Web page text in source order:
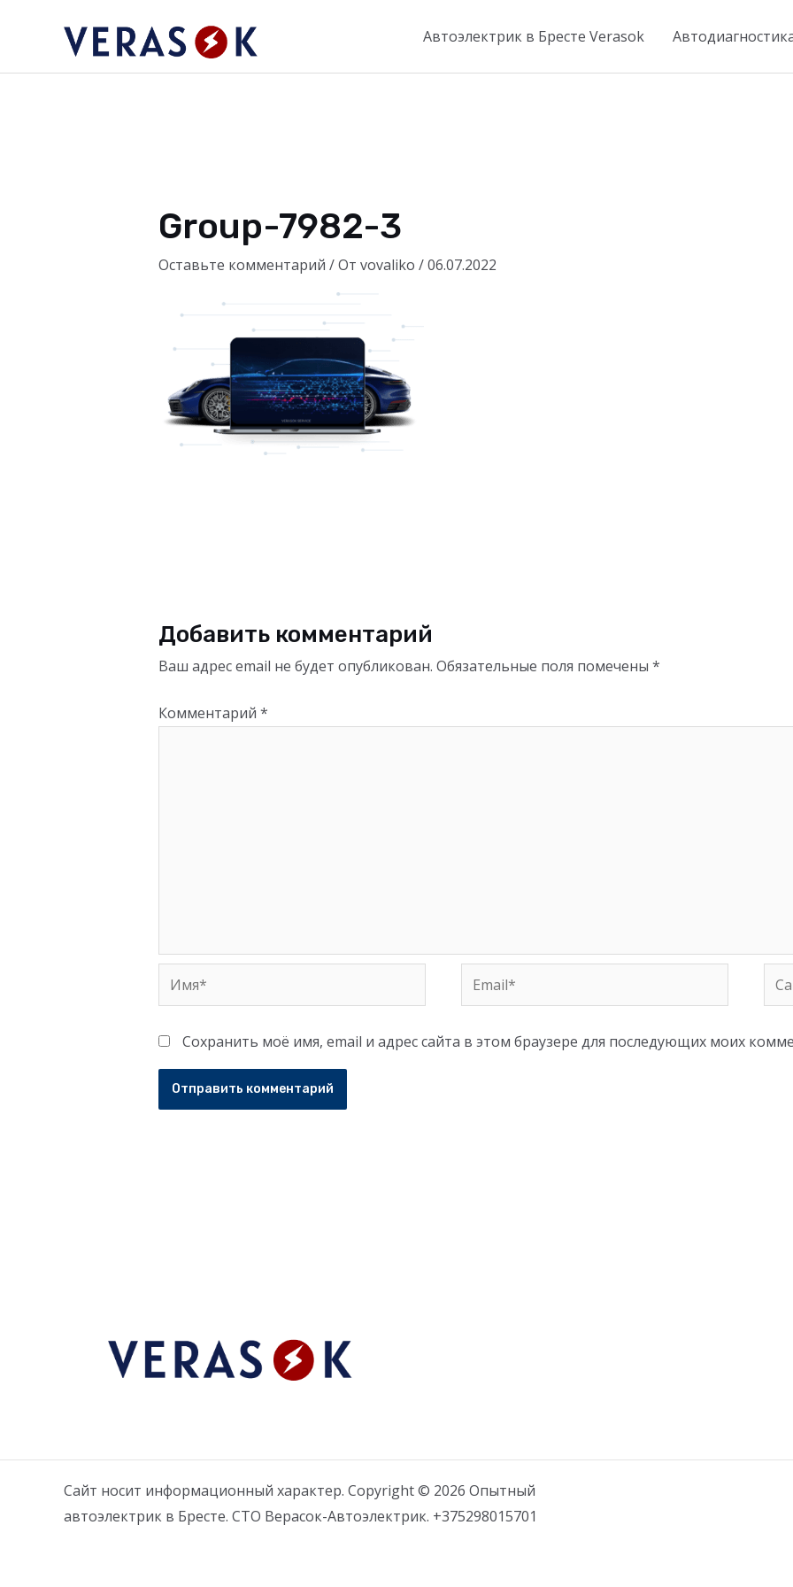
содержимому
Автоэлектрик в Бресте Verasok
Group-7982-3
Оставьте комментарий / От vovaliko /06.07.2022
Добавить комментарий
Ваш адрес email не будет опубликован. Обязательные поля помечены *
Комментарий *
Имя* Email*
Сохранить моё имя, email и адрес сайта в этом браузере для последующих моих
Сайт носит информационный характер. Copyright © 2026 Опытный
автоэлектрик в Бресте. СТО Верасок-Автоэлектрик. +375298015701